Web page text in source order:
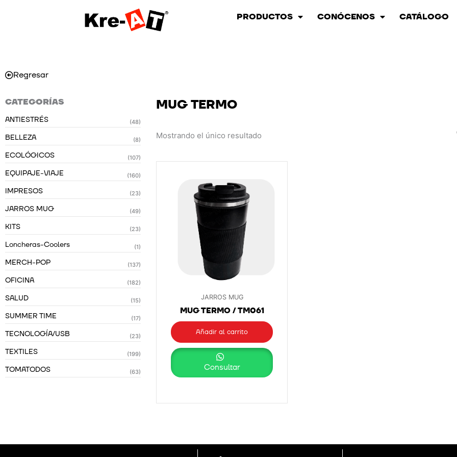
PRODUCTOS CONÓCENOS CATÁLOGO
Regresar
CATEGORÍAS
ANTIESTRÉS (48)
BELLEZA (8)
ECOLÓGICOS (107)
EQUIPAJE-VIAJE (160)
IMPRESOS (23)
JARROS MUG (49)
KITS (23)
Loncheras-Coolers (1)
MERCH-POP (137)
OFICINA (182)
SALUD (15)
SUMMER TIME (17)
TECNOLOGÍA/USB (23)
TEXTILES (199)
TOMATODOS (63)
MUG TERMO
Mostrando el único resultado
JARROS MUG
MUG TERMO / TM061
Añadir al carrito
Consultar